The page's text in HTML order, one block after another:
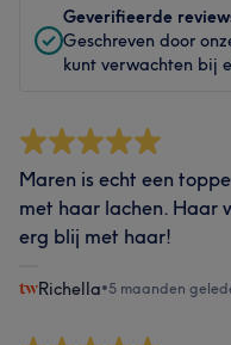
Geverifieerde
Geschreven door
kunt verwachten bij
Maren is echt een
met haar lachen. Haar
erg blij met haar!
Richella•5 maanden